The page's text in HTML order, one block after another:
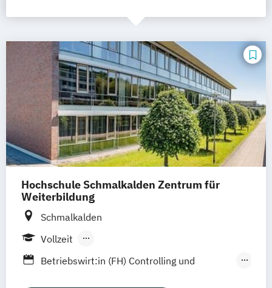
Hochschule Schmalkalden Zentrum für
Weiterbildung
Schmalkalden
Vollzeit
Berufsbegleitendes Präsenzstudium
Betriebswirt:in (FH) Controlling und